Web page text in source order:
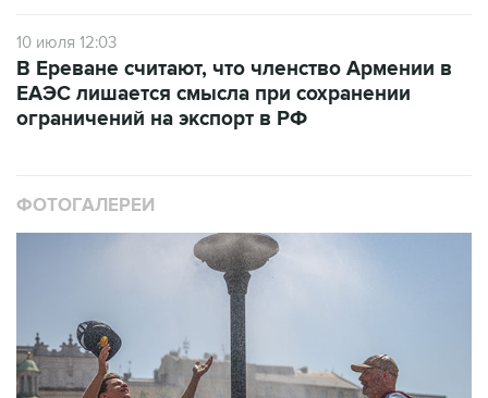
10 июля 12:03
В Ереване считают, что членство Армении в
ЕАЭС лишается смысла при сохранении
ограничений на экспорт в РФ
ФОТОГАЛЕРЕИ